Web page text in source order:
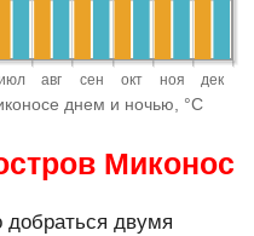
Миконос
двумя